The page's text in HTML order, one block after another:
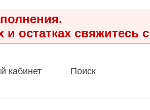
остатках свяжитесь
кабинет Поиск